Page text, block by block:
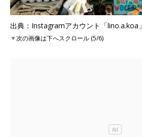
出典：Instagramアカウント「lino.a.koa」
▼次の画像は下へスクロール (5/6)